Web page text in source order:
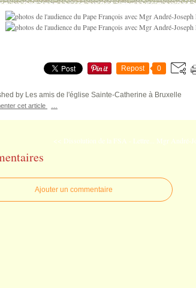
Repost 0
by Les amis de l'église Sainte-Catherine à Bruxelle
cet article
<< Dissolution de la FSA - Lettre... Mgr André-
Ajouter un commentaire